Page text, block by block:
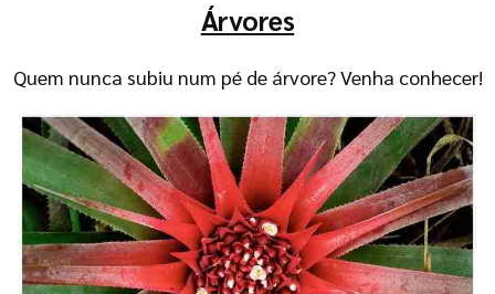
Árvores
Quem nunca subiu num pé de árvore? Venha conhecer!